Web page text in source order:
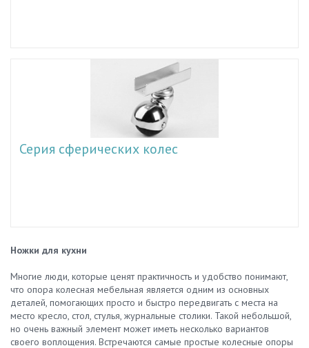
Серия сферических колес
Ножки для кухни
Многие люди, которые ценят практичность и удобство понимают,
что опора колесная мебельная является одним из основных
деталей, помогающих просто и быстро передвигать с места на
место кресло, стол, стулья, журнальные столики. Такой небольшой,
но очень важный элемент может иметь несколько вариантов
своего воплощения. Встречаются самые простые колесные опоры